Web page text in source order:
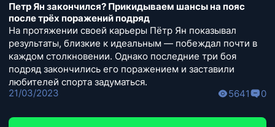
Петр Ян закончился? Прикидываем шансы на пояс
после трёх поражений подряд
На протяжении своей карьеры Пётр Ян показывал
результаты, близкие к идеальным — побеждал почти в
каждом столкновении. Однако последние три боя
подряд закончились его поражением и заставили
любителей спорта задуматься.
21/03/2023
5641 0